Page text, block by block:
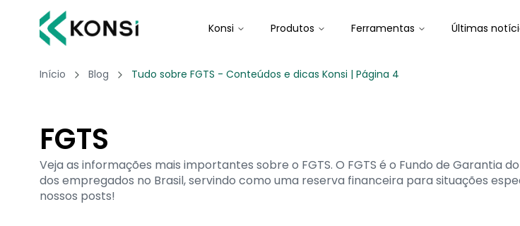
Konsi Produtos Ferramentas Últimas
Início Blog Tudo sobre FGTS - Conteúdos e dicas Konsi | Página 4
FGTS
Veja as informações mais importantes sobre o FGTS. O FGTS é o Fundo de
dos empregados no Brasil, servindo como uma reserva financeira para situações
nossos posts!